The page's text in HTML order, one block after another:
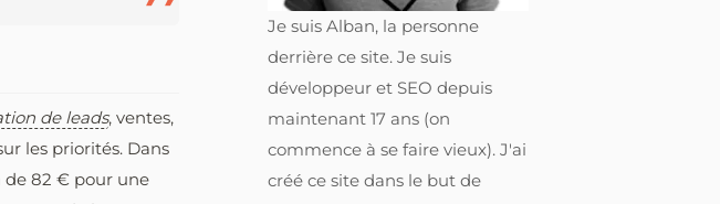
de leads, ventes,
les priorités. Dans
de 82 € pour une
Je suis Alban, la personne
derrière ce site. Je suis
développeur et SEO depuis
maintenant 17 ans (on
commence à se faire vieux). J'ai
créé ce site dans le but de